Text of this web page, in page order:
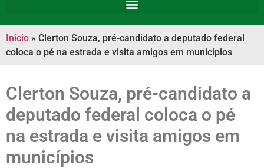
Início » Clerton Souza, pré-candidato a deputado federal
coloca o pé na estrada e visita amigos em municípios
Clerton Souza, pré-candidato a
deputado federal coloca o pé
na estrada e visita amigos em
municípios